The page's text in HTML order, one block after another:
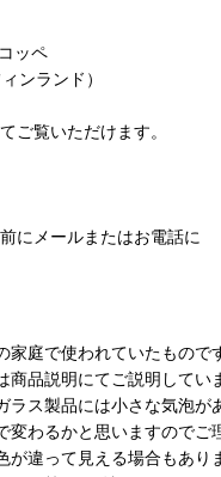
ッペ
ンランド）
ご覧いただけます。
にメールまたはお電話に
家庭で使われていたもの
品説明にてご説明して
ラス製品には小さな気泡が
わるかと思いますのでご
違って見える場合もあ